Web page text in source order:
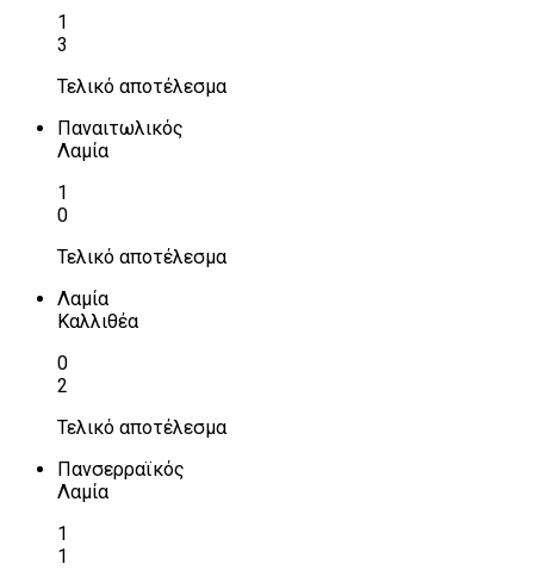
1
3
Τελικό αποτέλεσμα
Παναιτωλικός
Λαμία
1
0
Τελικό αποτέλεσμα
Λαμία
Καλλιθέα
0
2
Τελικό αποτέλεσμα
Πανσερραϊκός
Λαμία
1
1